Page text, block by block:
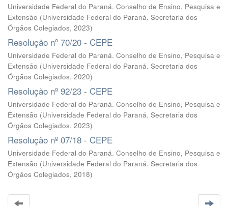
Universidade Federal do Paraná. Conselho de Ensino, Pesquisa e
Extensão (Universidade Federal do Paraná. Secretaria dos
Órgãos Colegiados, 2023)
Resolução nº 70/20 - CEPE
Universidade Federal do Paraná. Conselho de Ensino, Pesquisa e
Extensão (Universidade Federal do Paraná. Secretaria dos
Órgãos Colegiados, 2020)
Resolução nº 92/23 - CEPE
Universidade Federal do Paraná. Conselho de Ensino, Pesquisa e
Extensão (Universidade Federal do Paraná. Secretaria dos
Órgãos Colegiados, 2023)
Resolução nº 07/18 - CEPE
Universidade Federal do Paraná. Conselho de Ensino, Pesquisa e
Extensão (Universidade Federal do Paraná. Secretaria dos
Órgãos Colegiados, 2018)